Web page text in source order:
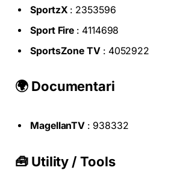
SportzX : 2353596
Sport Fire : 4114698
SportsZone TV: 4052922
🌍 Documentari
MagellanTV : 938332
🧰 Utility / Tools